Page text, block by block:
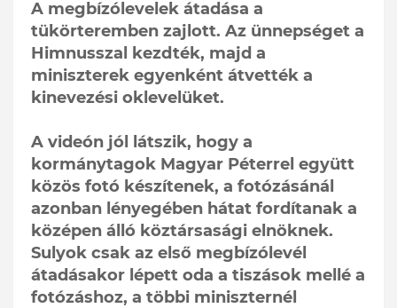
A megbízólevelek átadása a
tükörteremben zajlott. Az ünnepséget a
Himnusszal kezdték, majd a
miniszterek egyenként átvették a
kinevezési oklevelüket.
A videón jól látszik, hogy a
kormánytagok Magyar Péterrel együtt
közös fotó készítenek, a fotózásánál
azonban lényegében hátat fordítanak a
középen álló köztársasági elnöknek.
Sulyok csak az első megbízólevél
átadásakor lépett oda a tiszások mellé a
fotózáshoz, a többi miniszternél